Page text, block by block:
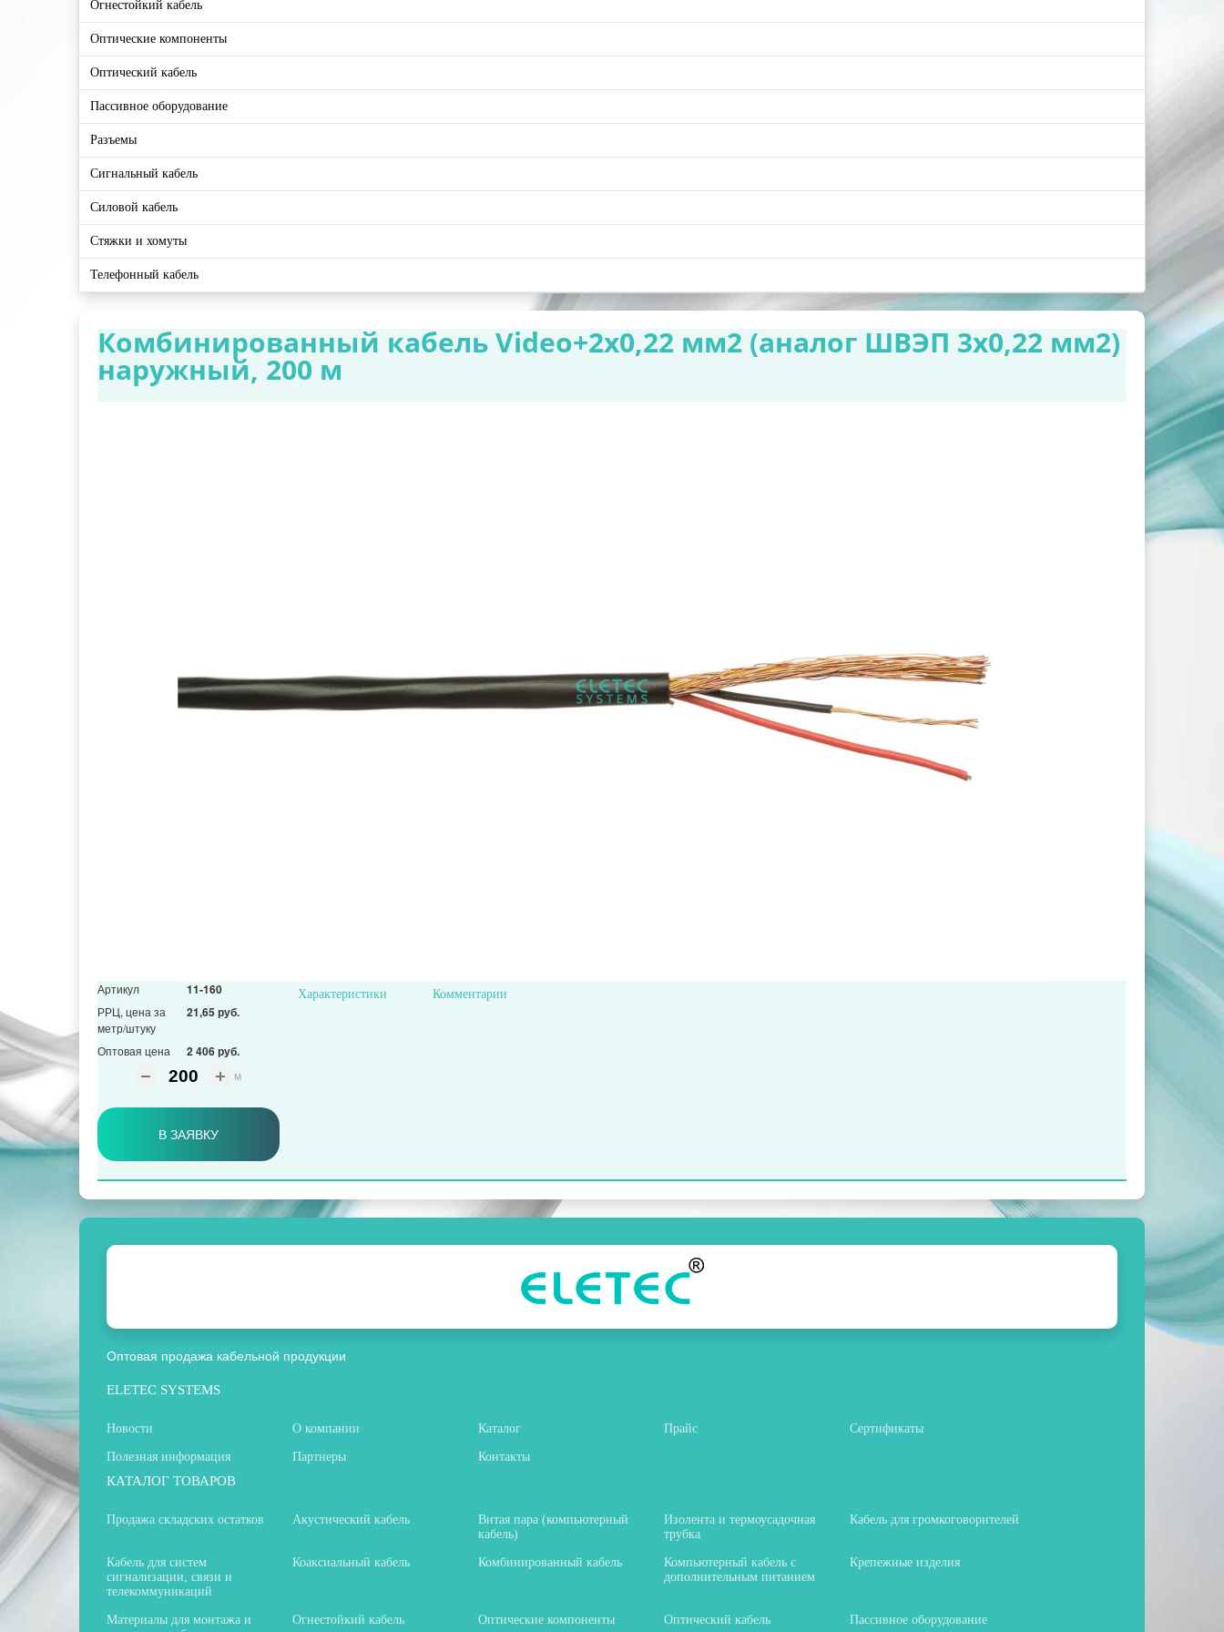
Огнестойкий кабель
Оптические компоненты
Оптический кабель
Пассивное оборудование
Разъемы
Сигнальный кабель
Силовой кабель
Стяжки и хомуты
Телефонный кабель
Комбинированный кабель Video+2х0,22 мм2 (аналог ШВЭП 3х0,22 мм2)
наружный, 200 м
Артикул 11-160
РРЦ, цена за
метр/штуку
21,65 руб.
Оптовая цена 2 406 руб.
м
В ЗАЯВКУ
Характеристики Комментарии
Оптовая продажа кабельной продукции
ELETEC SYSTEMS
Новости О компании Каталог Прайс Сертификаты
Полезная информация Партнеры Контакты
КАТАЛОГ ТОВАРОВ
Продажа складских остатков Акустический кабель
Витая пара (компьютерный
кабель)
Изолента и термоусадочная
трубка
Кабель для громкоговорителей
Кабель для систем
сигнализации, связи и
телекоммуникаций
Коаксиальный кабель Комбинированный кабель
Компьютерный кабель с
дополнительным питанием
Крепежные изделия
Материалы для монтажа и
Огнестойкий кабель Оптические компоненты Оптический кабель Пассивное оборудование